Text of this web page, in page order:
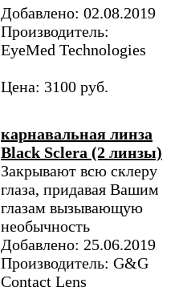
Добавлено: 02.08.2019
Производитель:
EyeMed Technologies
Цена: 3100 руб.
карнавальная линза
Black Sclera (2 линзы)
Закрывают всю склеру
глаза, придавая Вашим
глазам вызывающую
необычность
Добавлено: 25.06.2019
Производитель: G&G
Contact Lens